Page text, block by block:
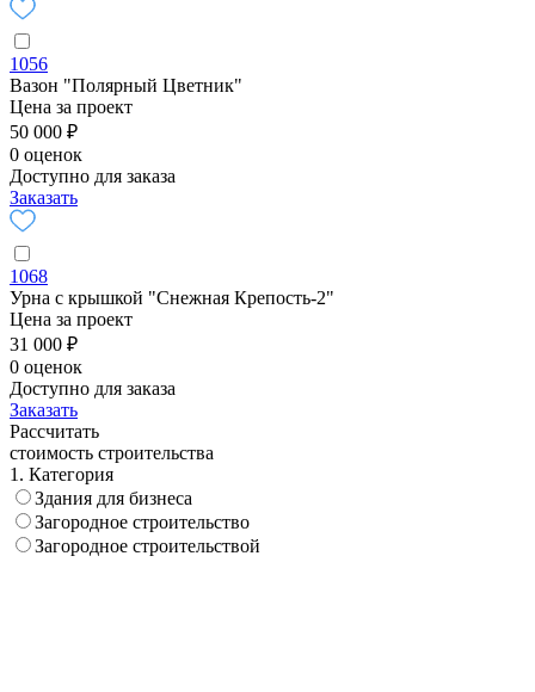
1056
Вазон "Полярный Цветник"
Цена за проект
50 000 ₽
0 оценок
Доступно для заказа
Заказать
1068
Урна с крышкой "Снежная Крепость-2"
Цена за проект
31 000 ₽
0 оценок
Доступно для заказа
Заказать
Рассчитать
стоимость строительства
1. Категория
Здания для бизнеса
Загородное строительство
Загородное строительствой